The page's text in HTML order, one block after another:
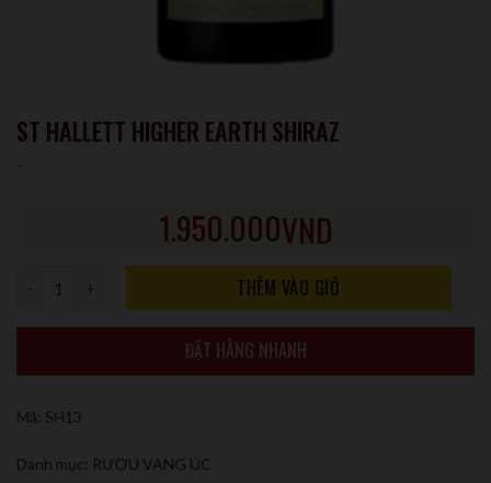
ST HALLETT HIGHER EARTH SHIRAZ
1.950.000VND
THÊM VÀO GIỎ
ĐẶT HÀNG NHANH
Mã: SH13
Danh mục: RƯỢU VANG ÚC